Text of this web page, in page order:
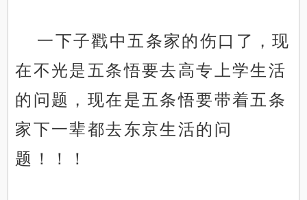
一下子戳中五条家的伤口了，现
在不光是五条悟要去高专上学生活
的问题，现在是五条悟要带着五条
家下一辈都去东京生活的问
题！！！